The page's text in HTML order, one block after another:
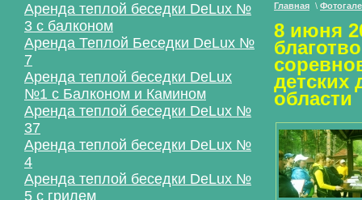
Аренда теплой беседки DeLux №
3 с балконом
Аренда Теплой Беседки DeLux №
7
Аренда теплой беседки DeLux
№1 с Балконом и Камином
Аренда теплой беседки DeLux №
37
Аренда теплой беседки DeLux №
4
Аренда теплой беседки DeLux №
5 с грилем
Главная \
8 июня
детских
области